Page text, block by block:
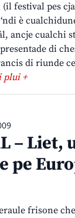
(il festival pes
è
ancje cualchi
di
di riunde
plui +
– Liet,
pe
frisone